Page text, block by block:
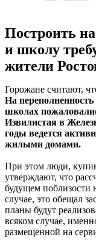
Построить
и школу
жители
Горожане считают,
На переполненность
школах
Извилистая в
годы ведется
жилыми домами.
При этом люди,
утверждают, что
будущем поблизости
случае, это обещал
планы будут
всяком случае,
размещенной на